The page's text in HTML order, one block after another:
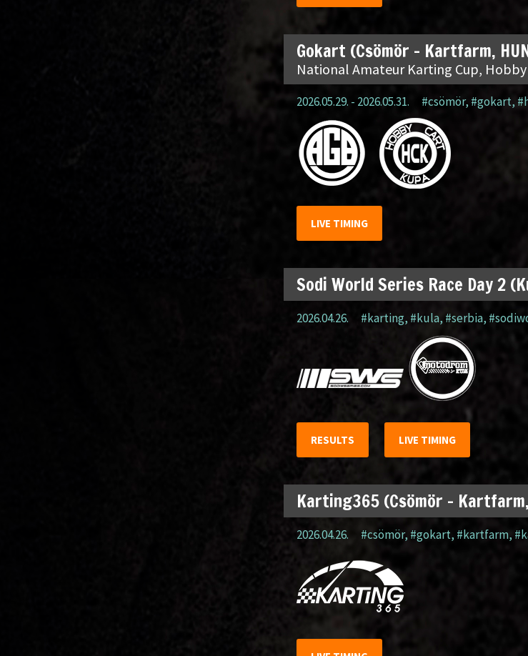
Gokart (Csömör – Kartfarm,
National Amateur Karting Cup, Hobby
2026.05.29. - 2026.05.31. #csömör, #gokart,
LIVE TIMING
Sodi World Series Race Day 2
2026.04.26. #karting, #kula, #serbia,
RESULTS LIVE TIMING
Karting365 (Csömör –
2026.04.26. #csömör, #gokart, #kartfarm,